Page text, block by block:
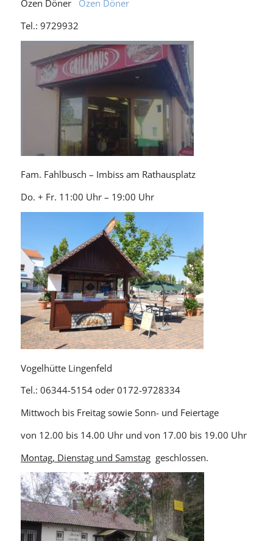
Özen Döner Özen Döner
Tel.: 9729932
Fam. Fahlbusch – Imbiss am Rathausplatz
Do. + Fr. 11:00 Uhr – 19:00 Uhr
Vogelhütte Lingenfeld
Tel.: 06344-5154 oder 0172-9728334
Mittwoch bis Freitag sowie Sonn- und Feiertage
von 12.00 bis 14.00 Uhr und von 17.00 bis 19.00 Uhr
Montag, Dienstag und Samstaggeschlossen.